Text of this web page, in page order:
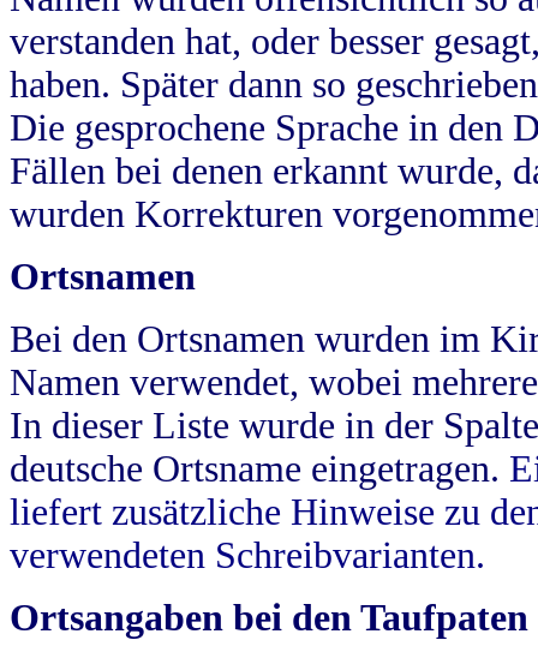
verstanden hat, oder besser
haben. Später dann so
Die gesprochene Sprache in
Fällen bei denen erkannt wurde,
wurden Korrekturen
Ortsnamen
Bei den Ortsnamen wurden im
Namen verwendet, wobei
In dieser Liste wurde in der
deutsche Ortsname eingetragen.
liefert zusätzliche Hinweise zu
verwendeten Schreibvarianten.
Ortsangaben bei den Taufpaten